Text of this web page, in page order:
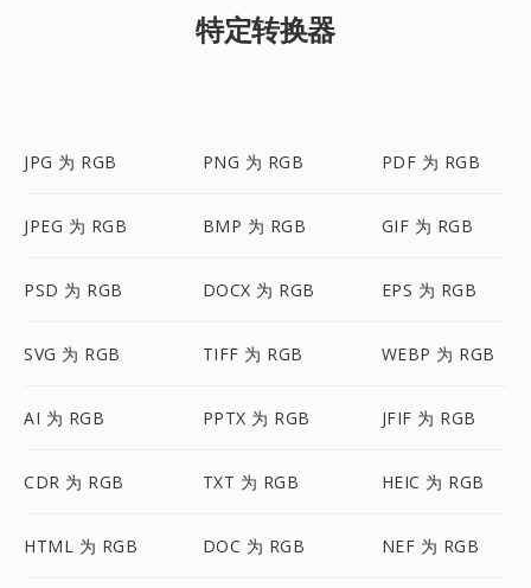
特定转换器
JPG 为 RGB PNG 为 RGB PDF 为 RGB
JPEG 为 RGB BMP 为 RGB GIF 为 RGB
PSD 为 RGB DOCX 为 RGB EPS 为 RGB
SVG 为 RGB TIFF 为 RGB WEBP 为 RGB
AI 为 RGB PPTX 为 RGB JFIF 为 RGB
CDR 为 RGB TXT 为 RGB HEIC 为 RGB
HTML 为 RGB DOC 为 RGB NEF 为 RGB